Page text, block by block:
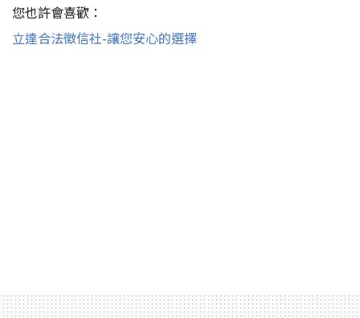
您也許會喜歡：
立達合法徵信社-讓您安心的選擇